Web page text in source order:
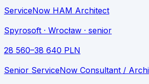
ServiceNow HAM Architect
Spyrosoft · Wrocław · senior
28 560–38 640 PLN
Senior ServiceNow Consultant /